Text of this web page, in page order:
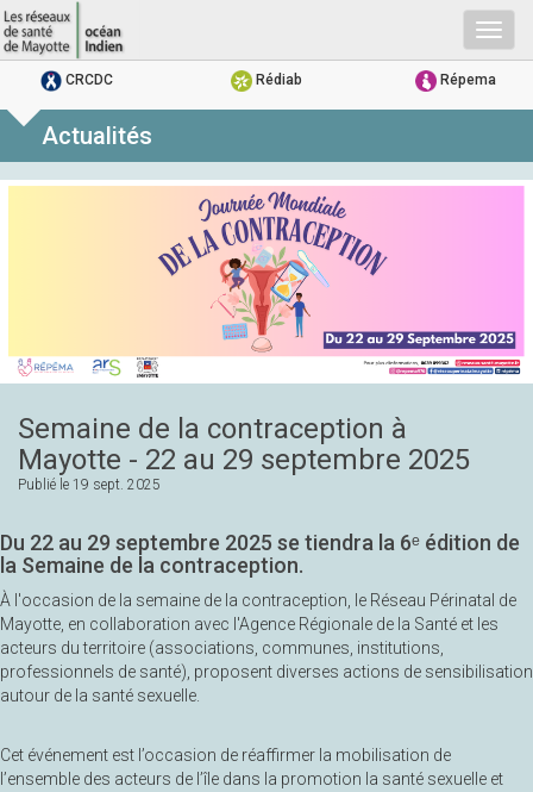
CRCDC Rédiab Répema
Actualités
Semaine de la contraception à
Mayotte - 22 au 29 septembre 2025
Publié le 19 sept. 2025
Du 22 au 29 septembre 2025 se tiendra la 6ᵉ édition de
la Semaine de la contraception.
À l'occasion de la semaine de la contraception, le Réseau Périnatal de
Mayotte, en collaboration avec l'Agence Régionale de la Santé et les
acteurs du territoire (associations, communes, institutions,
professionnels de santé), proposent diverses actions de sensibilisation
autour de la santé sexuelle.
Cet événement est l’occasion de réaffirmer la mobilisation de
l’ensemble des acteurs de l’île dans la promotion la santé sexuelle et